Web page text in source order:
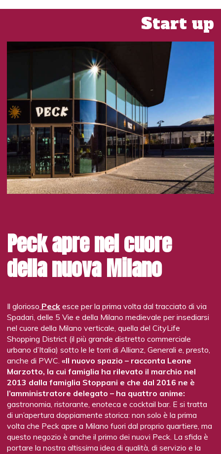
Milano dove, in barba a Il Milanese Imbruttito e al suo
“Chi va piano non è di Milano”, ha aperto uno spazio
multifunzionale intitolato al culto del comfort food (e
del comfort drink), al piacere della tavola, senza limiti di
tempo e all’ozio massimo. Rudy Corpetti e Gianluca Proietti,
i giovani autori di questo visionario progetto, si sono fatti
portabandiera del piacere della tavola come espressione di
emozioni forti legate ai sapori e profumi del nostro passato.
«L’essenza diPrima Comfort Food & Bar
è un concetto
di cucina semplice, che poggia le proprie basi sulla volontà
di far emergere attraverso il cibo, profumi e sapori rimasti
sospesi nel tempo di prima». Tra le specialità dello chef
Stefano Crea, proposte a rotazione stagionale, c’è un
punto fermo. Parliamo della Pinsa, interpretazione di una
ricetta dei tempi dell’Antica Roma, che qui a bordo Navigli è
leggera e croccante, fatta con la selezione di farina di
frumento, riso e soia, con alta idratazione e lunga
lievitazione con lievito madre. Attualmente nel menu
stagione arriverà e anche i menu cambieranno. Parliamo
di menu al plurale perché anche la lista dei cocktail è varia e
mutevole. Daniele “Dana” Molaro, bar manager con il capo
barman Marco Serio e Andrea Daprà, presentano 14
bourbon per la costruzione di drink eccellenti, semplici e mai
banali. Sotto ve ne riportiamo alcuni esempi.
Il pregio di una super atmosfera
Il resto del Prima lo fa l’atmosfera. Complice un progetto
architettonico, curato da Michael David, che ha saputo
creare ambientazioni diverse, ma contigue nella loro
eleganza. A cominciare dalla cucina e proseguendo con i
materiali di pregio utilizzati: legno, marmo, rame e pietra che
prendono ispirazione da un arredamento passato, ma
rivisitato in chiave contemporanea, un mix & match
selezionato con cura, a partire dai dettagli. I mosaici a
pavimento e sugli archi ricordano le storiche abitazioni
Start up
Peck apre nel cuore
della nuova Milano
Il glorioso Peck esce per la prima volta dal tracciato di via
Spadari, delle 5 Vie e della Milano medievale per insediarsi
nel cuore della Milano verticale, quella del CityLife
Shopping District (il più grande distretto commerciale
urbano d’Italia) sotto le le torri di Allianz, Generali e, presto,
anche di PWC. «Il nuovo spazio – racconta Leone
Marzotto, la cui famiglia ha rilevato il marchio nel
2013 dalla famiglia Stoppani e che dal 2016 ne è
l’amministratore delegato – ha quattro anime:
gastronomia, ristorante, enoteca e cocktail bar. E si tratta
di un’apertura doppiamente storica: non solo è la prima
volta che Peck apre a Milano fuori dal proprio quartiere, ma
questo negozio è anche il primo dei nuovi Peck. La sfida è
portare la nostra altissima idea di qualità, di servizio e la